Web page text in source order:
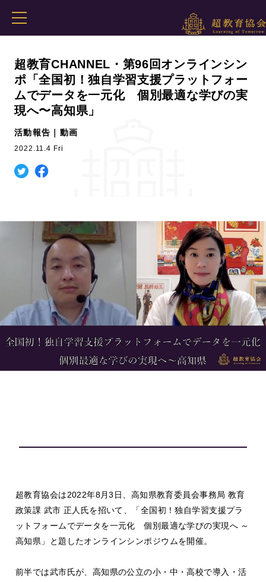
超教育CHANNEL・第96回オンラインシン
ポ「全国初！独自学習支援プラットフォー
ムでデータを一元化 個別最適な学びの実
現へ〜高知県」
活動報告｜動画
2022.11.4 Fri
超教育協会は2022年8月3日、高知県教育委員会事務局 教育
政策課 武市 正人氏を招いて、「全国初！独自学習支援プラ
ットフォームでデータを一元化 個別最適な学びの実現へ ～
高知県」と題したオンラインシンポジウムを開催。
前半では武市氏が、高知県の公立の小・中・高校で導入・活